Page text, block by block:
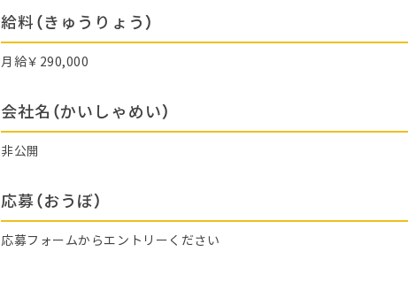
給料（きゅうりょう）
月給￥290,000
会社名（かいしゃめい）
非公開
応募（おうぼ）
応募フォームからエントリーください